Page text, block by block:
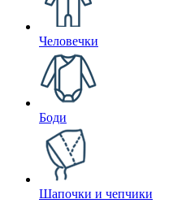
Человечки
Боди
Шапочки и чепчики